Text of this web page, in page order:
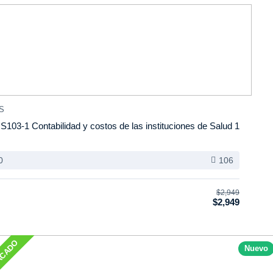
1 Contabilidad y costos de las instituciones de Salud 1
106
$2,949
$2,949
Nuevo